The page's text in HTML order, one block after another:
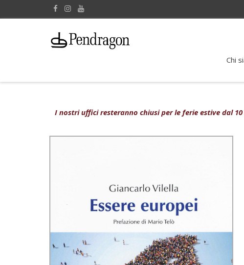
Chi
I nostri uffici resteranno chiusi per le ferie estive dal